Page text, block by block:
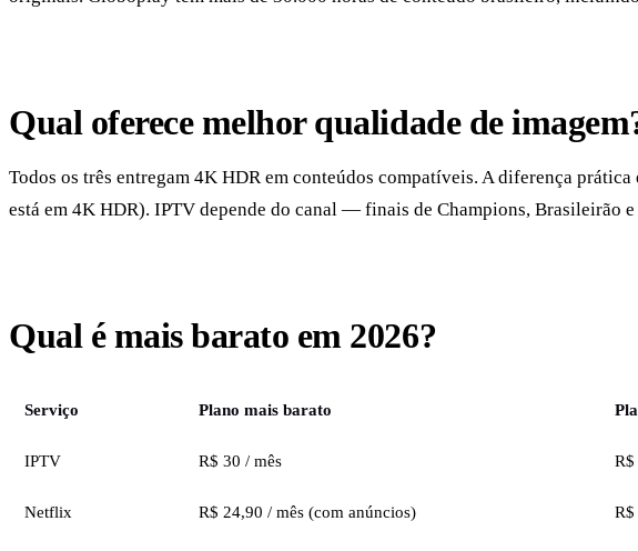
Qual oferece melhor qualidade de
Todos os três entregam 4K HDR em conteúdos compatíveis. A diferença prática
está em 4K HDR). IPTV depende do canal — finais de Champions, Brasileirão
Qual é mais barato em 2026?
Serviço Plano mais barato
IPTV R$ 30 / mês R$
Netflix R$ 24,90 / mês (com anúncios) R$